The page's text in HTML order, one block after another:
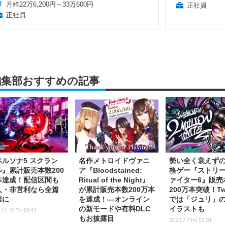
月給22万6,200円～33万600円
正社員
正社員
部おすすめの記事
ルソナ5 スクラン
』累計販売本数200
達成！配信区間も
・非営利なら全篇
に
Fri 10:41
名作メトロイドヴァニ
ア『Bloodstained:
Ritual of the Night』
が累計販売本数200万本
を達成！―オンライン
の新モードや有料DLC
もお披露目
勢い全く衰えず
格ゲー『ストリ
ァイター6』販売
200万本突破！
では「ジュリ」
イラストも
2023.7.7 Fri 11:31